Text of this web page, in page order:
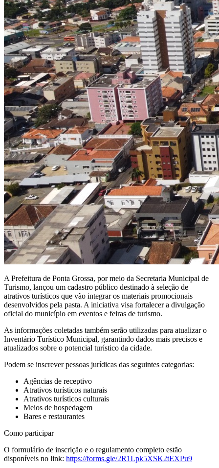
A Prefeitura de Ponta Grossa, por meio da Secretaria Municipal de
Turismo, lançou um cadastro público destinado à seleção de
atrativos turísticos que vão integrar os materiais promocionais
desenvolvidos pela pasta. A iniciativa visa fortalecer a divulgação
oficial do município em eventos e feiras de turismo.
As informações coletadas também serão utilizadas para atualizar o
Inventário Turístico Municipal, garantindo dados mais precisos e
atualizados sobre o potencial turístico da cidade.
Podem se inscrever pessoas jurídicas das seguintes categorias:
Agências de receptivo
Atrativos turísticos naturais
Atrativos turísticos culturais
Meios de hospedagem
Bares e restaurantes
Como participar
O formulário de inscrição e o regulamento completo estão
disponíveis no link: https://forms.gle/2R1Lpk5XSK2tEXPu9